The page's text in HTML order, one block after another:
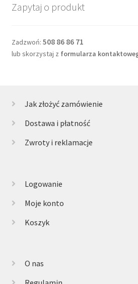
Zapytaj o produkt
Zadzwoń: 508 86 86 71
lub skorzystaj z formularza
Jak złożyć zamówienie
Dostawa i płatność
Zwroty i reklamacje
Logowanie
Moje konto
Koszyk
O nas